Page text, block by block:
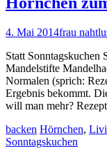
4. Mai 2014frau
Statt Sonntagskuchen
Mandelstifte
Normalen (sprich:
Ergebnis bekommt.
will man mehr?
backen Hörnchen,
Sonntagskuchen